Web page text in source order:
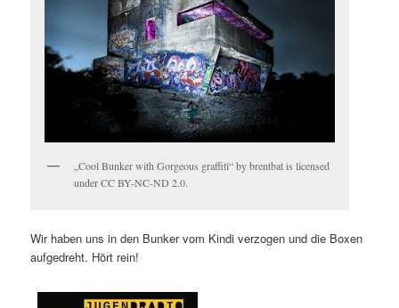
„Cool Bunker with Gorgeous graffiti“ by brentbat is licensed
under CC BY-NC-ND 2.0.
Wir haben uns in den Bunker vom Kindi verzogen und die Boxen
aufgedreht. Hört rein!